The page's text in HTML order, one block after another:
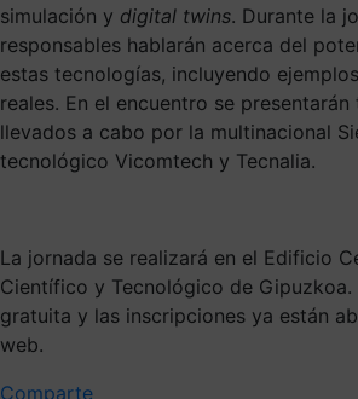
simulación y digital twins. Durante la
responsables hablarán acerca del
estas tecnologías, incluyendo
reales. En el encuentro se
llevados a cabo por la multinacional
tecnológico Vicomtech y Tecnalia.
La jornada se realizará en el Edificio
Científico y Tecnológico de Gipuzkoa.
gratuita y las inscripciones ya están
web.
Comparte